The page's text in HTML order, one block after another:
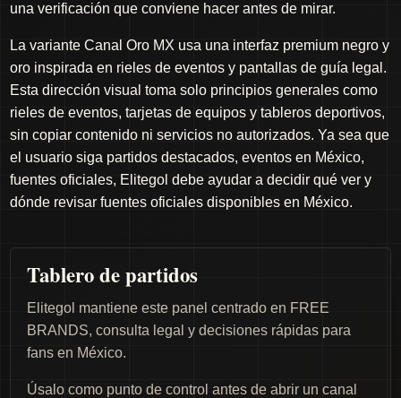
una verificación que conviene hacer antes de mirar.
La variante Canal Oro MX usa una interfaz premium negro y
oro inspirada en rieles de eventos y pantallas de guía legal.
Esta dirección visual toma solo principios generales como
rieles de eventos, tarjetas de equipos y tableros deportivos,
sin copiar contenido ni servicios no autorizados. Ya sea que
el usuario siga partidos destacados, eventos en México,
fuentes oficiales, Elitegol debe ayudar a decidir qué ver y
dónde revisar fuentes oficiales disponibles en México.
Tablero de partidos
Elitegol mantiene este panel centrado en FREE
BRANDS, consulta legal y decisiones rápidas para
fans en México.
Úsalo como punto de control antes de abrir un canal